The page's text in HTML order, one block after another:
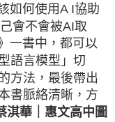
如何使用A I協助
會不會被AI取
一書中，都可以
語言模型」切
方法，最後帶出
書脈絡清晰，方
淇華｜惠文高中圖